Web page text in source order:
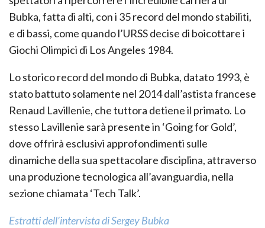
Bubka, fatta di alti, con i 35 record del mondo stabiliti,
e di bassi, come quando l’URSS decise di boicottare i
Giochi Olimpici di Los Angeles 1984.
Lo storico record del mondo di Bubka, datato 1993, è
stato battuto solamente nel 2014 dall’astista francese
Renaud Lavillenie, che tuttora detiene il primato. Lo
stesso Lavillenie sarà presente in ‘Going for Gold’,
dove offrirà esclusivi approfondimenti sulle
dinamiche della sua spettacolare disciplina, attraverso
una produzione tecnologica all’avanguardia, nella
sezione chiamata ‘Tech Talk’.
Estratti dell’intervista di Sergey Bubka